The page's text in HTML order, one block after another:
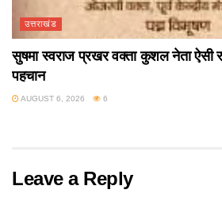
उत्तराखंड
सुषमा स्वराज प्रखर वक्ता कुशल नेता ऐसी
पहचान
AUGUST 6, 2026 6
Leave a Reply